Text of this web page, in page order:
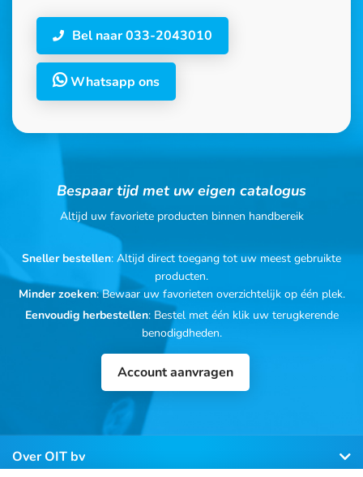
Bel naar 033-2043010
Whatsapp ons
Bespaar tijd met uw eigen catalogus
Altijd uw favoriete producten binnen handbereik
Sneller bestellen: Altijd direct toegang tot uw meest gebruikte
producten.
Minder zoeken: Bewaar uw favorieten overzichtelijk op één plek.
Eenvoudig herbestellen: Bestel met één klik uw terugkerende
benodigdheden.
Account aanvragen
Over OIT bv